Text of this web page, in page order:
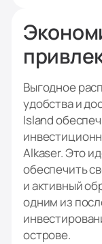
Выгодное
удобства и
Island
Alkaser. Это
обеспечить
и активный
одним из
острове.